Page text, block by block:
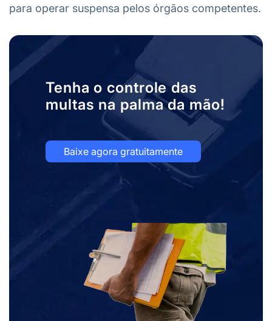
para operar suspensa pelos órgãos competentes.
Tenha o controle das
multas na palma da mão!
Baixe agora gratuitamente